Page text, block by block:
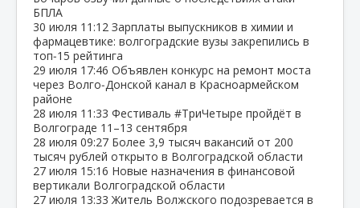
БПЛА
30 июля 11:12 Зарплаты выпускников в химии и
фармацевтике: волгоградские вузы закрепились в
топ‑15 рейтинга
29 июля 17:46 Объявлен конкурс на ремонт моста
через Волго‑Донской канал в Красноармейском
районе
28 июля 11:33 Фестиваль #ТриЧетыре пройдёт в
Волгограде 11–13 сентября
28 июля 09:27 Более 3,9 тысяч вакансий от 200
тысяч рублей открыто в Волгоградской области
27 июля 15:16 Новые назначения в финансовой
вертикали Волгоградской области
27 июля 13:33 Житель Волжского подозревается в